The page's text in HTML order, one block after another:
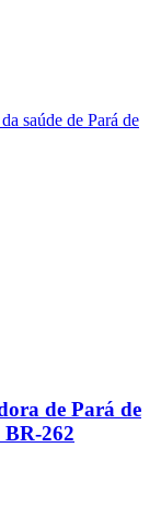
saúde de Pará de
de Pará de
BR-262